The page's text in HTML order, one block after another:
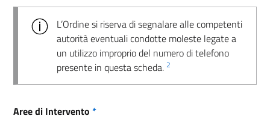
L’Ordine si riserva di segnalare alle competenti
autorità eventuali condotte moleste legate a
un utilizzo improprio del numero di telefono
presente in questa scheda. 2
Aree di Intervento *